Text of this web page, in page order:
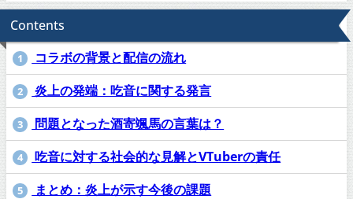
Contents
1 コラボの背景と配信の流れ
2 炎上の発端：吃音に関する発言
3 問題となった酒寄颯馬の言葉は？
4 吃音に対する社会的な見解とVTuberの責任
5 まとめ：炎上が示す今後の課題